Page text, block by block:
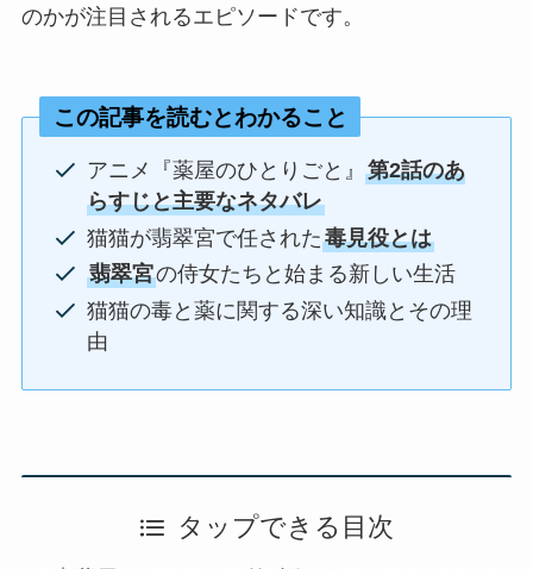
のかが注目されるエピソードです。
この記事を読むとわかること
アニメ『薬屋のひとりごと』 第2話のあ
らすじと主要なネタバレ
猫猫が翡翠宮で任された毒見役とは
翡翠宮の侍女たちと始まる新しい生活
猫猫の毒と薬に関する深い知識とその理
由
タップできる目次